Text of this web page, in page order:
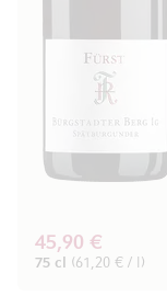
45,90 €
75 cl (61,20 € / l)